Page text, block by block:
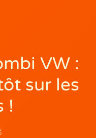
VW :
sur les
!